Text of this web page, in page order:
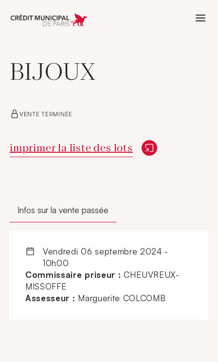
Aller à l'accueil de Crédit Municipal
BIJOUX
VENTE TERMINÉE
Nouvelle fenêtre
imprimer la liste des lots
Infos sur la vente passée
vendredi 06 septembre 2024 -
10h00
Commissaire priseur : CHEUVREUX-
MISSOFFE
Assesseur : Marguerite COLCOMB